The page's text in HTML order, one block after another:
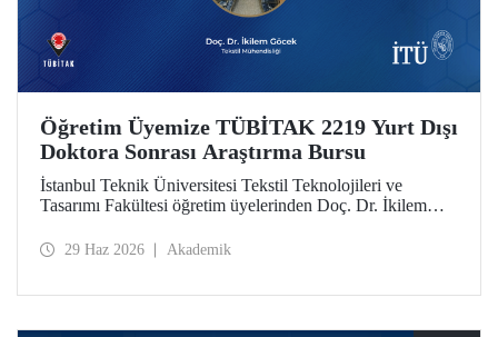
Öğretim Üyemize TÜBİTAK 2219 Yurt Dışı
Doktora Sonrası Araştırma Bursu
İstanbul Teknik Üniversitesi Tekstil Teknolojileri ve
Tasarımı Fakültesi öğretim üyelerinden Doç. Dr. İkilem
of Textile Substrates via Selective Metallisation for
29 Haz 2026 Akademik